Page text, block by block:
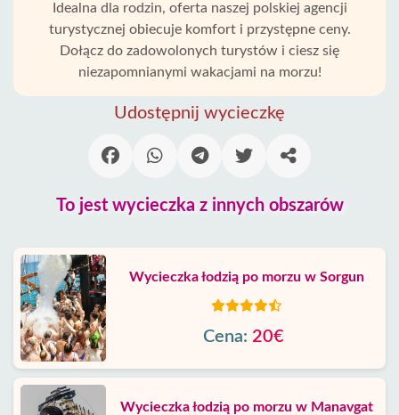
Idealna dla rodzin, oferta naszej polskiej agencji
turystycznej obiecuje komfort i przystępne ceny.
Dołącz do zadowolonych turystów i ciesz się
niezapomnianymi wakacjami na morzu!
Udostępnij wycieczkę
To jest wycieczka z innych obszarów
Wycieczka łodzią po morzu w Sorgun
Cena: 20€
Wycieczka łodzią po morzu w Manavgat